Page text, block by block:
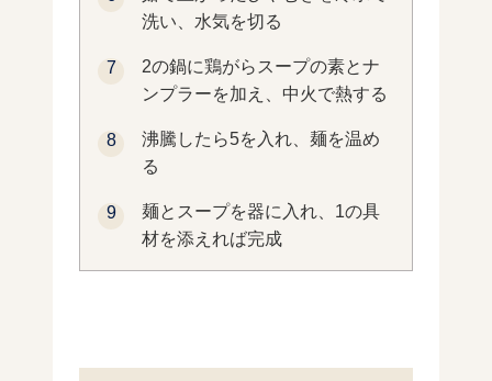
洗い、水気を切る
2の鍋に鶏がらスープの素とナ
ンプラーを加え、中火で熱する
沸騰したら5を入れ、麺を温め
る
麺とスープを器に入れ、1の具
材を添えれば完成